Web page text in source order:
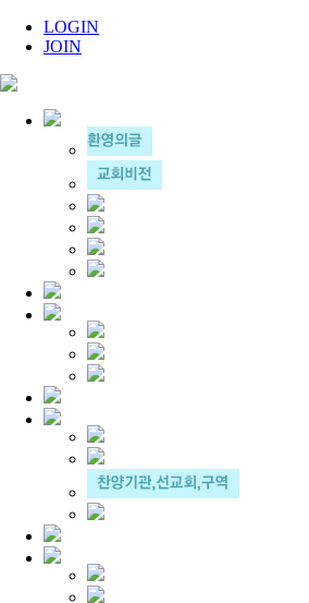
LOGIN
JOIN